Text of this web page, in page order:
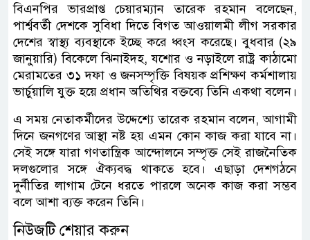
বিএনপির ভারপ্রাপ্ত চেয়ারম্যান তারেক রহমান বলেছেন,
পার্শ্ববর্তী দেশকে সুবিধা দিতে বিগত আওয়ালমী লীগ সরকার
দেশের স্বাস্থ্য ব্যবস্থাকে ইচ্ছে করে ধ্বংস করেছে। বুধবার (২৯
জানুয়ারি) বিকেলে ঝিনাইদহ, যশোর ও নড়াইলে রাষ্ট্র কাঠামো
মেরামতের ৩১ দফা ও জনসম্পৃক্তি বিষয়ক প্রশিক্ষণ কর্মশালায়
ভার্চুয়ালি যুক্ত হয়ে প্রধান অতিথির বক্তব্যে তিনি একথা বলেন।
এ সময় নেতাকর্মীদের উদ্দেশ্যে তারেক রহমান বলেন, আগামী
দিনে জনগণের আস্থা নষ্ট হয় এমন কোন কাজ করা যাবে না।
সেই সঙ্গে যারা গণতান্ত্রিক আন্দোলনে সম্পৃক্ত সেই রাজনৈতিক
দলগুলোর সঙ্গে ঐক্যবদ্ধ থাকতে হবে। এছাড়া দেশগঠনে
দুর্নীতির লাগাম টেনে ধরতে পারলে অনেক কাজ করা সম্ভব
বলে আশা ব্যক্ত করেন তিনি।
নিউজটি শেয়ার করুন